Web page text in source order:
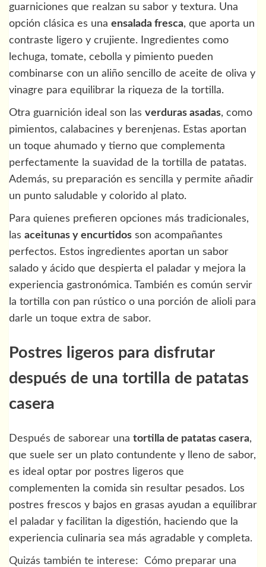
guarniciones que realzan su sabor y textura. Una
opción clásica es una ensalada fresca, que aporta un
contraste ligero y crujiente. Ingredientes como
lechuga, tomate, cebolla y pimiento pueden
combinarse con un aliño sencillo de aceite de oliva y
vinagre para equilibrar la riqueza de la tortilla.
Otra guarnición ideal son las verduras asadas, como
pimientos, calabacines y berenjenas. Estas aportan
un toque ahumado y tierno que complementa
perfectamente la suavidad de la tortilla de patatas.
Además, su preparación es sencilla y permite añadir
un punto saludable y colorido al plato.
Para quienes prefieren opciones más tradicionales,
las aceitunas y encurtidos son acompañantes
perfectos. Estos ingredientes aportan un sabor
salado y ácido que despierta el paladar y mejora la
experiencia gastronómica. También es común servir
la tortilla con pan rústico o una porción de alioli para
darle un toque extra de sabor.
Postres ligeros para disfrutar
después de una tortilla de patatas
casera
Después de saborear una tortilla de patatas casera,
que suele ser un plato contundente y lleno de sabor,
es ideal optar por postres ligeros que
complementen la comida sin resultar pesados. Los
postres frescos y bajos en grasas ayudan a equilibrar
el paladar y facilitan la digestión, haciendo que la
experiencia culinaria sea más agradable y completa.
Quizás también te interese:
Cómo preparar una